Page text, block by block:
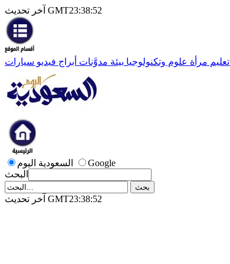
آخر تحديث GMT23:38:52
تعليم مرأة علوم وتكنولوجيا بيئة مدوَّنات أبراج فيديو سيارات
السعودية اليوم
Google
البحث
آخر تحديث GMT23:38:52